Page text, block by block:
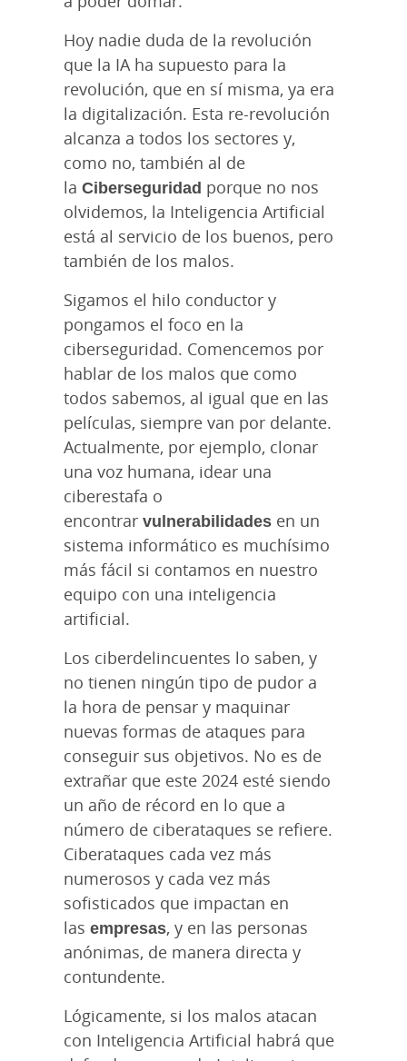
Hoy nadie duda de la revolución
que la IA ha supuesto para la
revolución, que en sí misma, ya era
la digitalización. Esta re-revolución
alcanza a todos los sectores y,
como no, también al de
la Ciberseguridad porque no nos
olvidemos, la Inteligencia Artificial
está al servicio de los buenos, pero
también de los malos.
Sigamos el hilo conductor y
pongamos el foco en la
ciberseguridad. Comencemos por
hablar de los malos que como
todos sabemos, al igual que en las
películas, siempre van por delante.
Actualmente, por ejemplo, clonar
una voz humana, idear una
ciberestafa o
encontrar vulnerabilidades en un
sistema informático es muchísimo
más fácil si contamos en nuestro
equipo con una inteligencia
artificial.
Los ciberdelincuentes lo saben, y
no tienen ningún tipo de pudor a
la hora de pensar y maquinar
nuevas formas de ataques para
conseguir sus objetivos. No es de
extrañar que este 2024 esté siendo
un año de récord en lo que a
número de ciberataques se refiere.
Ciberataques cada vez más
numerosos y cada vez más
sofisticados que impactan en
las empresas, y en las personas
anónimas, de manera directa y
contundente.
Lógicamente, si los malos atacan
con Inteligencia Artificial habrá que